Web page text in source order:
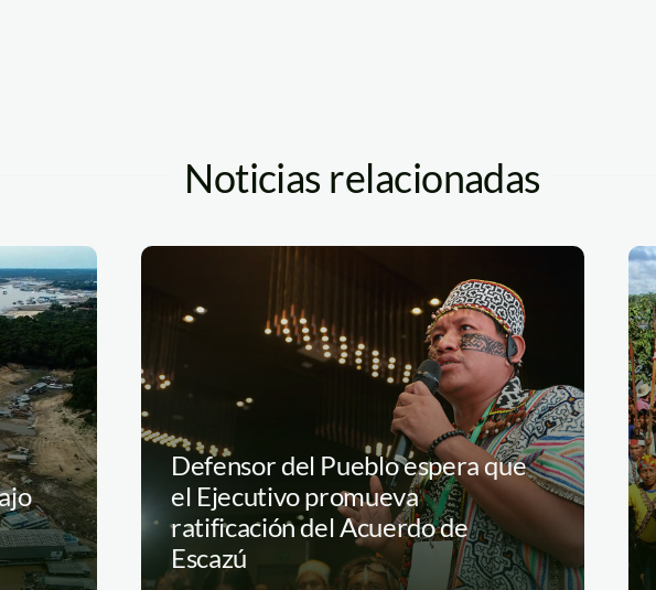
Noticias relacionadas
Defensor del Pueblo espera que
el Ejecutivo promueva
ratificación del Acuerdo de
Escazú